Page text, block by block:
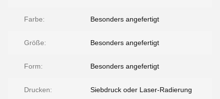
Farbe: Besonders angefertigt
Größe: Besonders angefertigt
Form: Besonders angefertigt
Drucken: Siebdruck oder Laser-Radierung